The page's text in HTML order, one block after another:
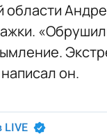
области
он.